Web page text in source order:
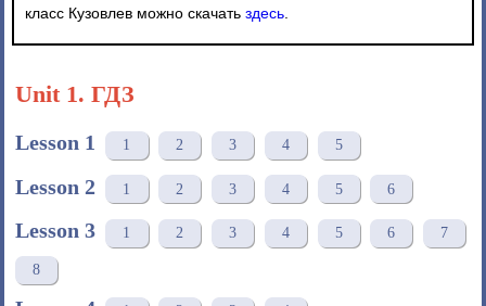
класс Кузовлев можно скачать здесь
Unit 1. ГДЗ
Lesson 1 1 2 3 4 5
Lesson 2 1 2 3 4 5 6
Lesson 3 1 2 3 4 5 6 7
8